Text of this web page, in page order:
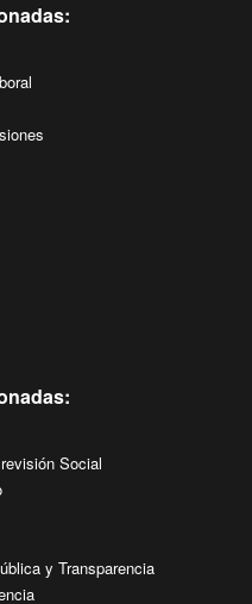
Social
y Transparencia